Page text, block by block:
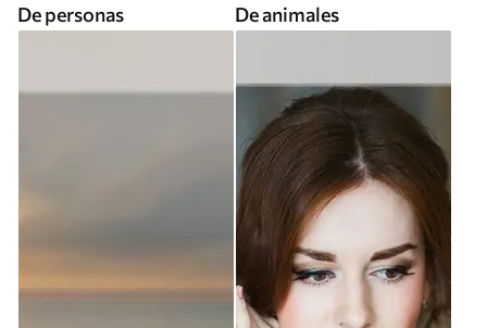
De personas De animales